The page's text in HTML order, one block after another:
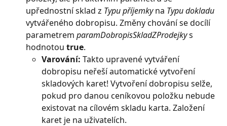
upřednostní sklad z Typu příjemky na Typu dokladu
vytvářeného dobropisu. Změny chování se docílí
parametrem paramDobropisSkladZProdejky s
hodnotou true.
Varování: Takto upravené vytváření
dobropisu neřeší automatické vytvoření
skladových karet! Vytvoření dobropisu selže,
pokud pro danou ceníkovou položku nebude
existovat na cílovém skladu karta. Založení
karet je na uživatelích.